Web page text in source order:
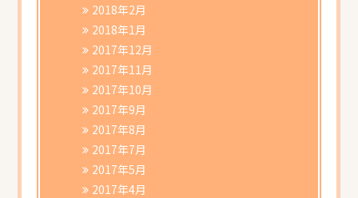
2018年2月
2018年1月
2017年12月
2017年11月
2017年10月
2017年9月
2017年8月
2017年7月
2017年5月
2017年4月